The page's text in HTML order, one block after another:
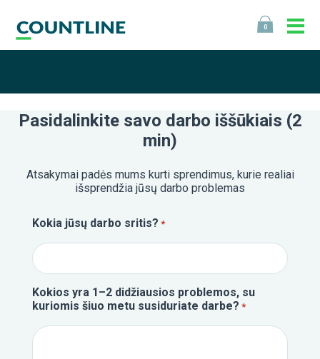
0
Pasidalinkite savo darbo iššūkiais (2
min)
Atsakymai padės mums kurti sprendimus, kurie realiai
išsprendžia jūsų darbo problemas
Kokia jūsų darbo sritis? *
Kokios yra 1–2 didžiausios problemos, su
kuriomis šiuo metu susiduriate darbe? *